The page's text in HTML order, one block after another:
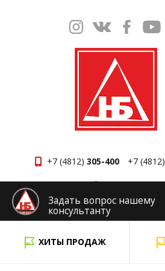
+7 (4812) 305-400 +7 (4812)
Смоленск
Задать вопрос нашему
консультанту
ХИТЫ ПРОДАЖ